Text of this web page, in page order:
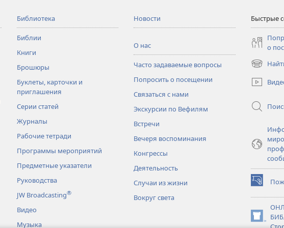
Библиотека
Библии
Книги
Брошюры
Буклеты, карточки и
приглашения
Серии статей
Журналы
Рабочие тетради
Программы мероприятий
Предметные указатели
Руководства
JW Broadcasting®
Видео
Музыка
Новости
О нас
Часто задаваемые вопросы
Попросить о посещении
Связаться с нами
Экскурсии по Вефилям
Встречи
Вечеря воспоминания
Конгрессы
Деятельность
Случаи из жизни
Вокруг света
Быстрые
о
в
новом
в
новом
окне)